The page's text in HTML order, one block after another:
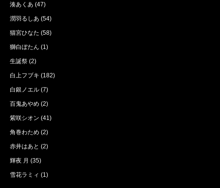
湊あくあ (47)
潤羽るしあ (54)
猫宮ひなた (58)
獅白ぼたん (1)
生誕祭 (2)
白上フブキ (182)
白銀ノエル (7)
百鬼あやめ (2)
紫咲シオン (41)
角巻わため (2)
赤井はあと (2)
輝夜 月 (35)
雪花ラミィ (1)